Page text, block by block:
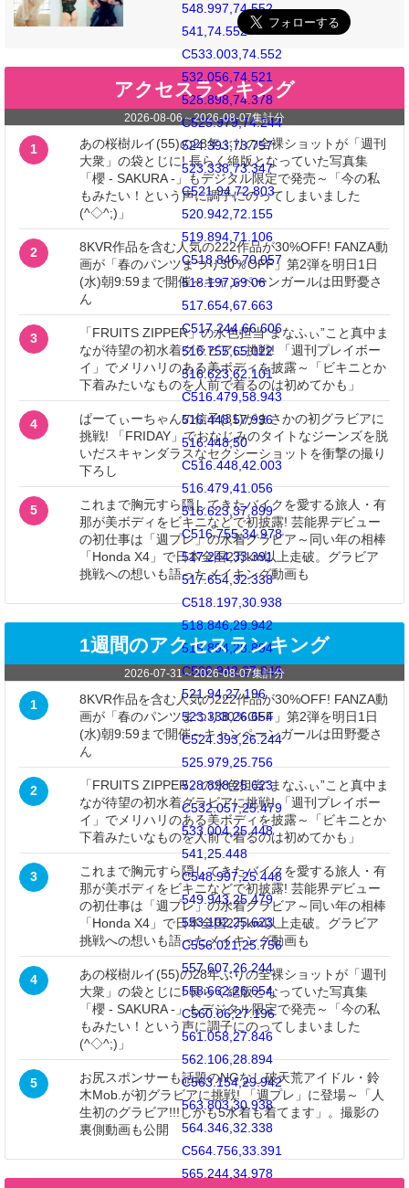
548.997,74.552
541,74.552
C533.003,74.552
532.056,74.521
528.898,74.378
C525.979,74.244
524.393,73.757
523.338,73.347
C521.94,72.803
520.942,72.155
519.894,71.106
C518.846,70.057
518.197,69.06
517.654,67.663
C517.244,66.606
516.755,65.022
516.623,62.101
C516.479,58.943
516.448,57.996
516.448,50
C516.448,42.003
516.479,41.056
516.623,37.899
C516.755,34.978
517.244,33.391
517.654,32.338
C518.197,30.938
518.846,29.942
519.894,28.894
C520.942,27.846
521.94,27.196
523.338,26.654
C524.393,26.244
525.979,25.756
528.898,25.623
C532.057,25.479
533.004,25.448
541,25.448
C548.997,25.448
549.943,25.479
553.102,25.623
C556.021,25.756
557.607,26.244
558.662,26.654
C560.06,27.196
561.058,27.846
562.106,28.894
C563.154,29.942
563.803,30.938
564.346,32.338
C564.756,33.391
565.244,34.978
アクセスランキング
2026-08-06～2026-08-07集計分
1
あの桜樹ルイ(55)の28年ぶりの全裸ショットが「週刊
大衆」の袋とじに! 長らく絶版となっていた写真集
「櫻 - SAKURA -」もデジタル限定で発売～「今の私
もみたい！という声に調子にのってしまいました
(^◇^;)」
2
8KVR作品を含む人気の222作品が30%OFF! FANZA動
画が「春のパンツまつり30％OFF」第2弾を明日1日
(水)朝9:59まで開催～キャンペーンガールは田野憂さ
ん
3
「FRUITS ZIPPER」の水色担当“まなふぃ”こと真中ま
なが待望の初水着グラビアに挑戦! 「週刊プレイボー
イ」でメリハリのある美ボディを披露～「ビキニとか
下着みたいなものを人前で着るのは初めてかも」
4
ぱーてぃーちゃんの信子(31)がまさかの初グラビアに
挑戦! 「FRIDAY」でおなじみのタイトなジーンズを脱
いだスキャンダラスなセクシーショットを衝撃の撮り
下ろし
5
これまで胸元すら隠してきたバイクを愛する旅人・有
那が美ボディをビキニなどで初披露! 芸能界デビュー
の初仕事は「週プレ」の水着グラビア～同い年の相棒
「Honda X4」で日本全国2万km以上走破。グラビア
挑戦への想いも語ったメイキング動画も
1週間のアクセスランキング
2026-07-31～2026-08-07集計分
1
8KVR作品を含む人気の222作品が30%OFF! FANZA動
画が「春のパンツまつり30％OFF」第2弾を明日1日
(水)朝9:59まで開催～キャンペーンガールは田野憂さ
ん
2
「FRUITS ZIPPER」の水色担当“まなふぃ”こと真中ま
なが待望の初水着グラビアに挑戦! 「週刊プレイボー
イ」でメリハリのある美ボディを披露～「ビキニとか
下着みたいなものを人前で着るのは初めてかも」
3
これまで胸元すら隠してきたバイクを愛する旅人・有
那が美ボディをビキニなどで初披露! 芸能界デビュー
の初仕事は「週プレ」の水着グラビア～同い年の相棒
「Honda X4」で日本全国2万km以上走破。グラビア
挑戦への想いも語ったメイキング動画も
4
あの桜樹ルイ(55)の28年ぶりの全裸ショットが「週刊
大衆」の袋とじに! 長らく絶版となっていた写真集
「櫻 - SAKURA -」もデジタル限定で発売～「今の私
もみたい！という声に調子にのってしまいました
(^◇^;)」
5
お尻スポンサーも話題のNGなし破天荒アイドル・鈴
木Mob.が初グラビアに挑戦! 「週プレ」に登場～「人
生初のグラビア!!!しかも5水着も着てます」。撮影の
裏側動画も公開